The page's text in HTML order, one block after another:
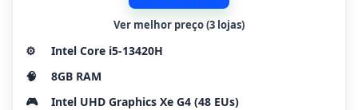
Ver melhor preço (3 lojas)
⚙️
Intel Core i5-13420H
🧠
8GB RAM
🎮
Intel UHD Graphics Xe G4 (48 EUs)